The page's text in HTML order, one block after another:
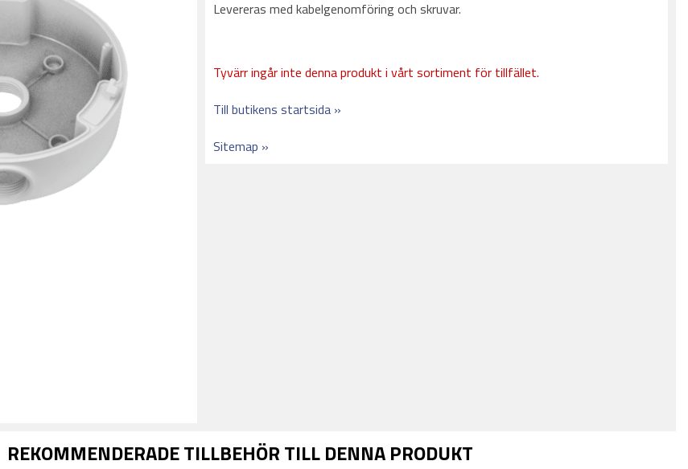
Levereras med kabelgenomföring och skruvar.
Tyvärr ingår inte denna produkt i vårt sortiment för tillfället.
Till butikens startsida »
Sitemap »
REKOMMENDERADE TILLBEHÖR TILL DENNA PRODUKT